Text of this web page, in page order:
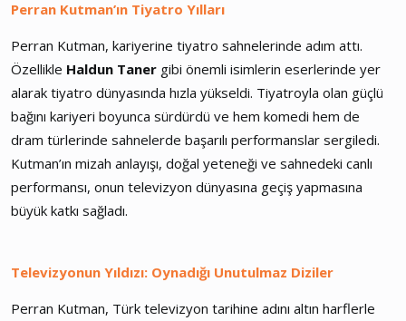
Perran Kutman’ın Tiyatro Yılları
Perran Kutman, kariyerine tiyatro sahnelerinde adım attı.
Özellikle Haldun Taner gibi önemli isimlerin eserlerinde yer
alarak tiyatro dünyasında hızla yükseldi. Tiyatroyla olan güçlü
bağını kariyeri boyunca sürdürdü ve hem komedi hem de
dram türlerinde sahnelerde başarılı performanslar sergiledi.
Kutman’ın mizah anlayışı, doğal yeteneği ve sahnedeki canlı
performansı, onun televizyon dünyasına geçiş yapmasına
büyük katkı sağladı.
Televizyonun Yıldızı: Oynadığı Unutulmaz Diziler
Perran Kutman, Türk televizyon tarihine adını altın harflerle